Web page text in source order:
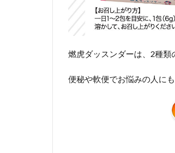
燃虎ダッスンダーは、2種類
便秘や軟便でお悩みの人に